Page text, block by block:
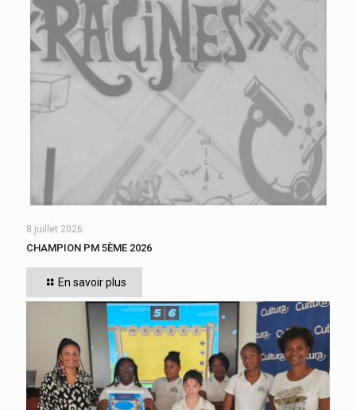
Cette année, tous les élèves de 5ème du collège se sont
affrontés. Six finalistes se sont disputé le titre de Champion
« Le compte est bon PM
8 juillet 2026
CHAMPION PM 5ÈME 2026
En savoir plus